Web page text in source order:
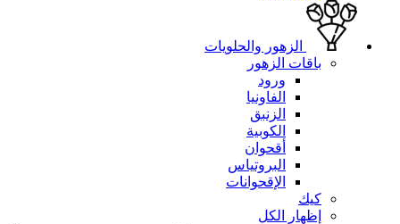
الزهور والحلويات
باقات الزهور
ورود
الفاونيا
الزنبق
الكوبية
أقحوان
البروتياس
الإقحوانات
كيك
إظهار الكل